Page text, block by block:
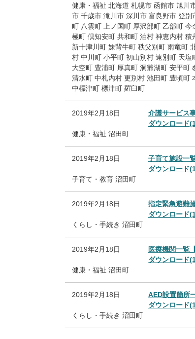
健康・福祉 北海道 札幌市 函館市 旭川
市 千歳市 滝川市 深川市 富良野市 登別
町 八雲町 上ノ国町 厚沢部町 乙部町 今
極町 倶知安町 共和町 泊村 神恵内村 積
新十津川町 妹背牛町 秩父別町 雨竜町
村 中川町 小平町 初山別村 遠別町 天塩
大空町 豊浦町 厚真町 洞爺湖町 安平町
清水町 中札内村 更別村 池田町 豊頃町
中標津町 標津町 羅臼町
2019年2月18日
介護サービス
ダウンロード
健康・福祉 沼田町
2019年2月18日
子育て施設一
ダウンロード
子育て・教育 沼田町
2019年2月18日
指定緊急避難
ダウンロード
くらし・手続き 沼田町
2019年2月18日
医療機関一覧
ダウンロード
健康・福祉 沼田町
2019年2月18日
AED設置箇所
ダウンロード
くらし・手続き 沼田町